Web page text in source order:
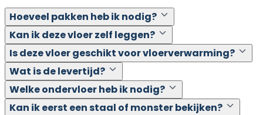
Hoeveel pakken heb ik nodig?
Kan ik deze vloer zelf leggen?
Is deze vloer geschikt voor vloerverwarming?
Wat is de levertijd?
Welke ondervloer heb ik nodig?
Kan ik eerst een staal of monster bekijken?